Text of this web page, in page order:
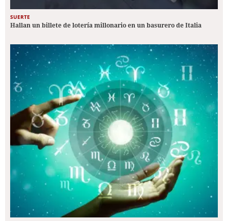
SUERTE
Hallan un billete de lotería millonario en un basurero de Italia